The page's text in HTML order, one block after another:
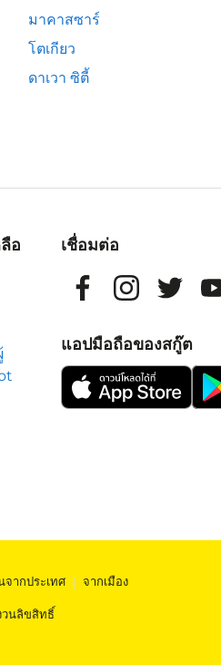
มาคาสซาร์
โตเกียว
ดาเวา ซิตี้
อ
เชื่อมต่อ
แอปมือถือของสกู๊ต
จากประเทศ | จากเมือง
วนลิขสิทธิ์